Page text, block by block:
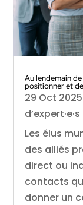
Au lendemain
positionner et
29 Oct 2025
d’expert·e·s
Les élus
des alliés
direct ou
contacts
donner un